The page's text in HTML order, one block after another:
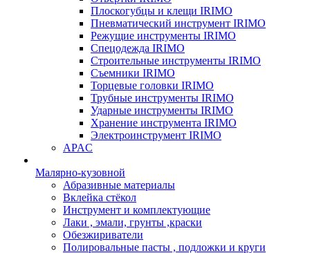
Плоскогубцы и клещи IRIMO
Пневматический инструмент IRIMO
Режущие инструменты IRIMO
Спецодежда IRIMO
Строительные инструменты IRIMO
Съемники IRIMO
Торцевые головки IRIMO
Трубные инструменты IRIMO
Ударные инструменты IRIMO
Хранение инструмента IRIMO
Электроинструмент IRIMO
APAC
Малярно-кузовной
Абразивные материалы
Вклейка стёкол
Инструмент и комплектующие
Лаки , эмали, грунты ,краски
Обезжириватели
Полировальные пасты , подложки и круги